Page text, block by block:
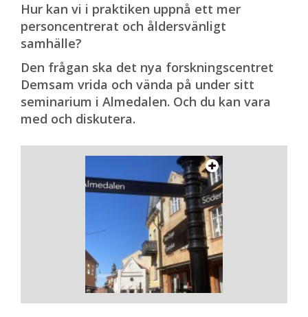
Hur kan vi i praktiken uppnå ett mer
personcentrerat och åldersvänligt
samhälle?
Den frågan ska det nya forskningscentret
Demsam vrida och vända på under sitt
seminarium i Almedalen. Och du kan vara
med och diskutera.